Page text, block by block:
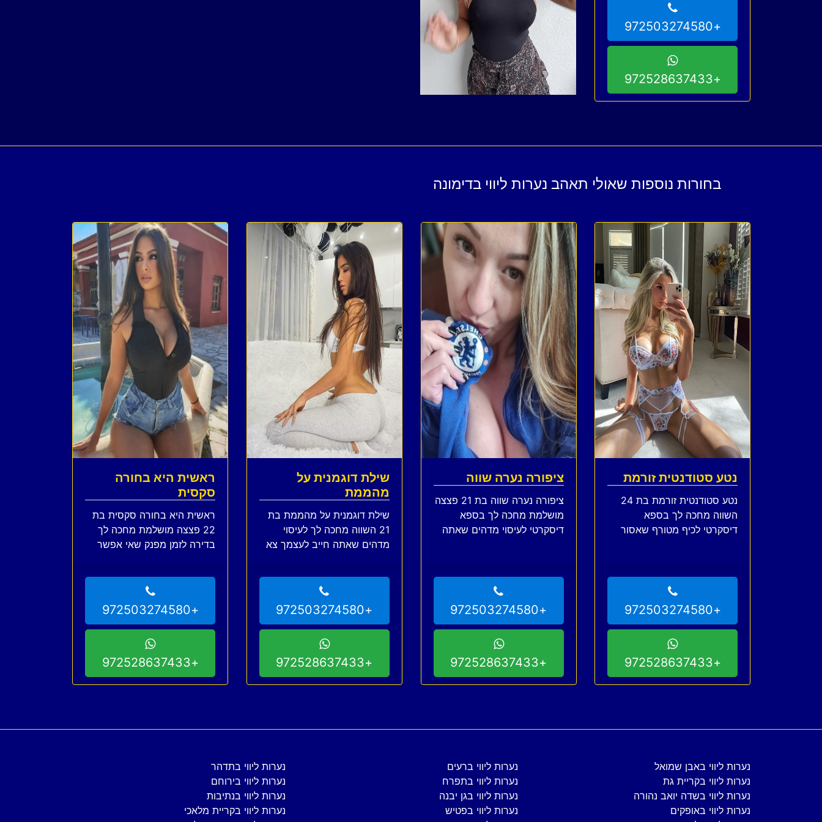
+972503274580
+972528637433
בחורות נוספות שאולי תאהב נערות ליווי בדימונה
נטע סטודנטית זורמת
נטע סטודנטית זורמת בת 24
השווה מחכה לך בספא
דיסקרטי לכיף מטורף שאסור
+972503274580
+972528637433
ציפורה נערה שווה
ציפורה נערה שווה בת 21 פצצה
מושלמת מחכה לך בספא
דיסקרטי לעיסוי מדהים שאתה
+972503274580
+972528637433
שילת דוגמנית על
מהממת
שילת דוגמנית על מהממת בת
21 השווה מחכה לך לעיסוי
מדהים שאתה חייב לעצמך צא
+972503274580
+972528637433
ראשית היא בחורה
סקסית
ראשית היא בחורה סקסית בת
22 פצצה מושלמת מחכה לך
בדירה לזמן מפנק שאי אפשר
+972503274580
+972528637433
נערות ליווי באבן שמואל
נערות ליווי בקריית גת
נערות ליווי בשדה יואב נהורה
נערות ליווי באופקים
נערות ליווי ברעים
נערות ליווי בתפרח
נערות ליווי בגן יבנה
נערות ליווי בפטיש
נערות ליווי בתדהר
נערות ליווי בירוחם
נערות ליווי בנתיבות
נערות ליווי בקריית מלאכי